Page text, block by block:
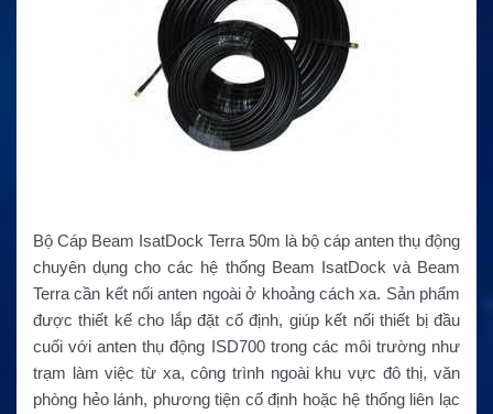
Bộ Cáp Beam IsatDock Terra 50m là bộ cáp anten thụ động
chuyên dụng cho các hệ thống Beam IsatDock và Beam
Terra cần kết nối anten ngoài ở khoảng cách xa. Sản phẩm
được thiết kế cho lắp đặt cố định, giúp kết nối thiết bị đầu
cuối với anten thụ động ISD700 trong các môi trường như
trạm làm việc từ xa, công trình ngoài khu vực đô thị, văn
phòng hẻo lánh, phương tiện cố định hoặc hệ thống liên lạc